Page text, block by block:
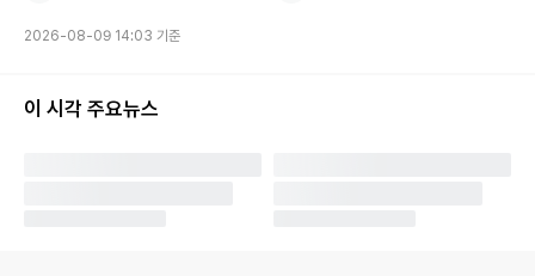
2026-08-09 14:03 기준
이 시각 주요뉴스